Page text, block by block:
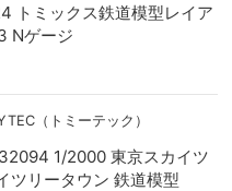
トミックス鉄道模型レイア
Nゲージ
（トミーテック）
1/2000 東京スカイツ
ツリータウン 鉄道模型